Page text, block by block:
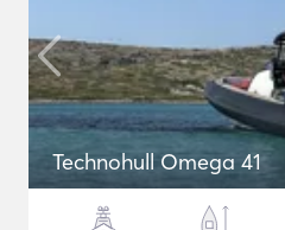
Technohull Omega 41